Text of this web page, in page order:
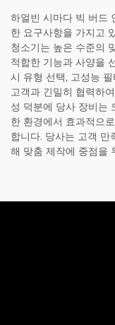
하얼빈 시마다 빅 버드
한 요구사항을 가지고
청소기는 높은 수준의
적합한 기능과 사양을
시 유형 선택, 고성능
고객과 긴밀히 협력하
성 덕분에 당사 장비는
한 환경에서 효과적으
합니다. 당사는 고객 만
해 맞춤 제작에 중점을